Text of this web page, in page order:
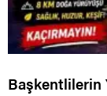
Başkentlilerin